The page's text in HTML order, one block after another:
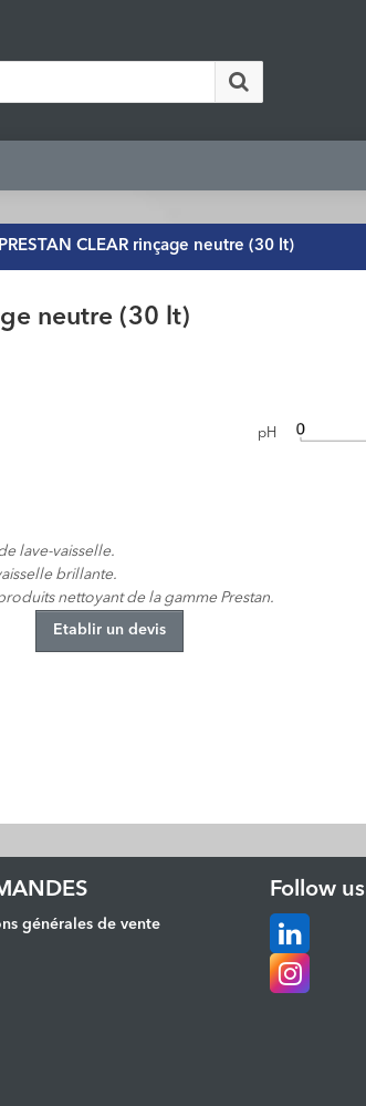
PRESTAN CLEAR rinçage neutre (30 lt)
neutre (30 lt)
pH
lave-vaisselle.
brillante.
nettoyant de la gamme Prestan.
Etablir un devis
générales de vente
Follow us